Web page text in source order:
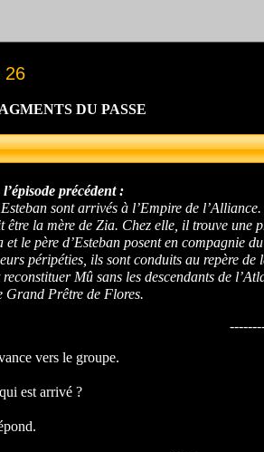
26
DU PASSE
l’épisode précédent :
sont arrivés à l’Empire de
être la mère de Zia. Chez elle, il trouve une
et le père d’Esteban posent en compagnie
péripéties, ils sont conduits au repère
Mû sans les descendants de
Grand Prêtre de Flores.
vers le groupe.
est arrivé ?